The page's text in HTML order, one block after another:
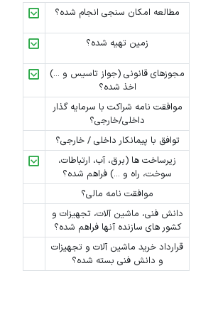
مطالعه امکان سنجی انجام شده؟
زمین تهیه شده؟
مجوزهای قانونی (جواز تاسیس و ...)
اخذ شده؟
موافقت نامه شراکت با سرمایه گذار
داخلی/خارجی؟
توافق با پیمانکار داخلی / خارجی؟
زیرساخت ها (برق، آب، ارتباطات،
سوخت، راه و ...) فراهم شده؟
موافقت نامه مالی؟
دانش فنی، ماشین آلات، تجهیزات و
کشور های سازنده آنها فراهم شده؟
قرارداد خرید ماشین آلات و تجهیزات
و دانش فنی بسته شده؟